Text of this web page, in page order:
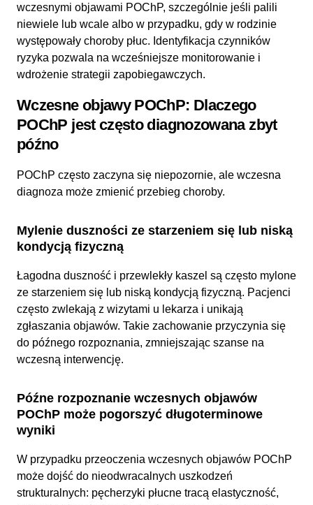
wczesnymi objawami POChP, szczególnie jeśli palili
niewiele lub wcale albo w przypadku, gdy w rodzinie
występowały choroby płuc. Identyfikacja czynników
ryzyka pozwala na wcześniejsze monitorowanie i
wdrożenie strategii zapobiegawczych.
Wczesne objawy POChP: Dlaczego
POChP jest często diagnozowana zbyt
późno
POChP często zaczyna się niepozornie, ale wczesna
diagnoza może zmienić przebieg choroby.
Mylenie duszności ze starzeniem się lub niską
kondycją fizyczną
Łagodna duszność i przewlekły kaszel są często mylone
ze starzeniem się lub niską kondycją fizyczną. Pacjenci
często zwlekają z wizytami u lekarza i unikają
zgłaszania objawów. Takie zachowanie przyczynia się
do późnego rozpoznania, zmniejszając szanse na
wczesną interwencję.
Późne rozpoznanie wczesnych objawów
POChP może pogorszyć długoterminowe
wyniki
W przypadku przeoczenia wczesnych objawów POChP
może dojść do nieodwracalnych uszkodzeń
strukturalnych: pęcherzyki płucne tracą elastyczność,